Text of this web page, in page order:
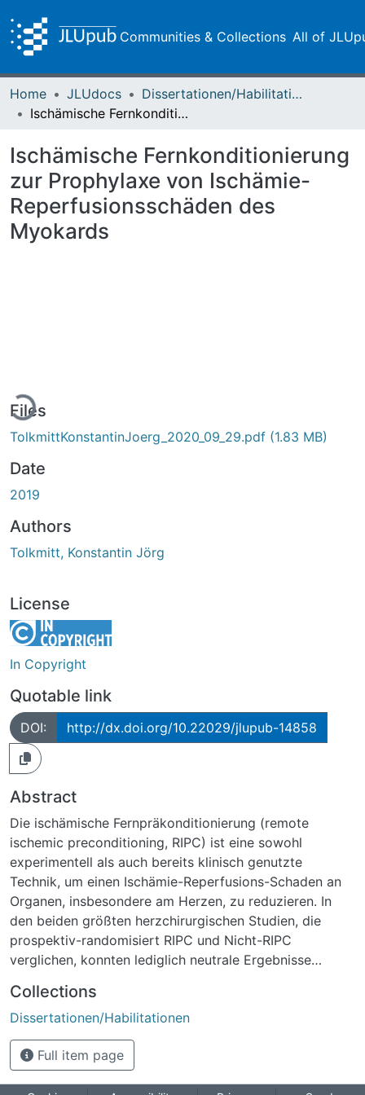
Communities & Collections All of
Home JLUdocs
Dissertationen/Habilitationen
Ischämische Fernkonditionierung zur Prophylaxe von Ischämie-Reperfusionsschäden des Myokards
Ischämische Fernkonditionierung
zur Prophylaxe von Ischämie-
Reperfusionsschäden des
Myokards
Files
TolkmittKonstantinJoerg_2020_09_29.pdf (1.83 MB)
Date
2019
Authors
Tolkmitt, Konstantin Jörg
License
In Copyright
Quotable link
DOI: http://dx.doi.org/10.22029/jlupub-14858
Abstract
Die ischämische Fernpräkonditionierung (remote
ischemic preconditioning, RIPC) ist eine sowohl
experimentell als auch bereits klinisch genutzte
Technik, um einen Ischämie-Reperfusions-Schaden an
Organen, insbesondere am Herzen, zu reduzieren. In
den beiden größten herzchirurgischen Studien, die
prospektiv-randomisiert RIPC und Nicht-RIPC
verglichen, konnten lediglich neutrale Ergebnisse
Trotzdem ist die Thematik RIPC noch aktuell, da zum
einen der hochkomplexe Wirkmechanismus von RIPC
am Herzen noch nicht vollends geklärt ist, und zum
anderen tierexperimentelle Studien auf eine
Collections
Dissertationen/Habilitationen
Full item page